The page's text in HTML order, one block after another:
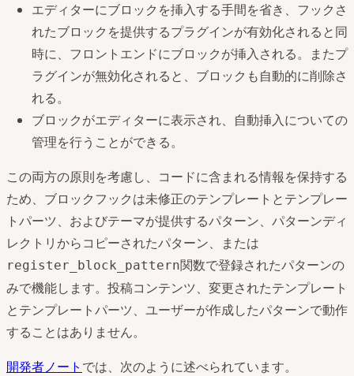
エディターにブロックを挿入する手間を省き、フックさ
れたブロックを提供するプラグインが有効化されると同
時に、フロントエンドにブロックが挿入される。またプ
ラグインが無効化されると、ブロックも自動的に削除さ
れる。
ブロックがエディターに表示され、自動挿入についての
管理を行うことができる。
この両方の原則を考慮し、コードに含まれる情報を保持する
ため、ブロックフックは未修正のテンプレートとテンプレー
トパーツ、およびテーマが提供するパターン、パターンディ
レクトリからコピーされたパターン、または
register_block_pattern関数で登録されたパターンの
みで機能します。投稿コンテンツ、変更されたテンプレート
とテンプレートパーツ、ユーザーが作成したパターンで動作
することはありません。
開発者ノート では、次のように述べられています。